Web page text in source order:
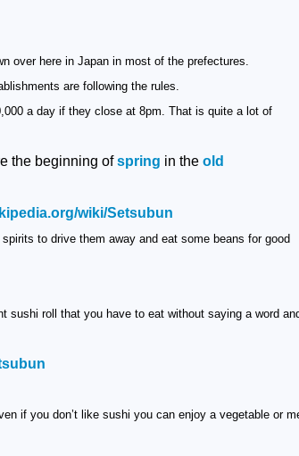
over here in Japan in most of the prefectures.
are following the rules.
a day if they close at 8pm. That is quite a lot of
the beginning ofspring in the old
wiki/Setsubun
to drive them away and eat some beans for good
sushi roll that you have to eat without saying a word
if you don’t like sushi you can enjoy a vegetable or